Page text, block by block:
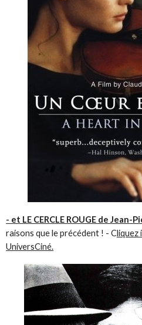
- et LE CERCLE ROUGE de Jean-
raisons que le précédent ! - Cliquez
UniversCiné.